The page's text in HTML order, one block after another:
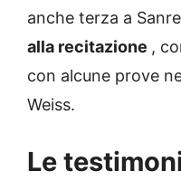
anche terza a
alla recitazione ,
con alcune prove
Weiss.
Le